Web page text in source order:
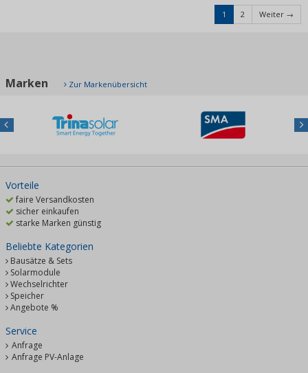
1 2 Weiter →
Marken Zur Markenübersicht
Vorteile
faire Versandkosten
sicher einkaufen
starke Marken günstig
Beliebte Kategorien
Bausätze & Sets
Solarmodule
Wechselrichter
Speicher
Angebote %
Service
Anfrage
Anfrage PV-Anlage